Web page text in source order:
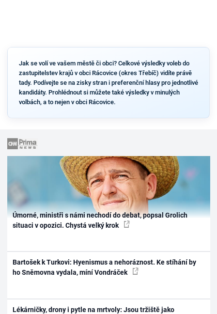
Jak se volí ve vašem městě či obci? Celkové výsledky voleb do
zastupitelstev krajů v obci Rácovice (okres Třebíč) vidíte právě
tady. Podívejte se na zisky stran i preferenční hlasy pro jednotlivé
kandidáty. Prohlédnout si můžete také výsledky v minulých
volbách, a to nejen v obci Rácovice.
Úmorné, ministři s námi nechodí do debat, popsal Grolich
situaci v opozici. Chystá velký krok
Bartošek k Turkovi: Hyenismus a nehoráznost. Ke stíhání by
ho Sněmovna vydala, míní Vondráček
Lékárničky, drony i pytle na mrtvoly: Jsou tržiště jako